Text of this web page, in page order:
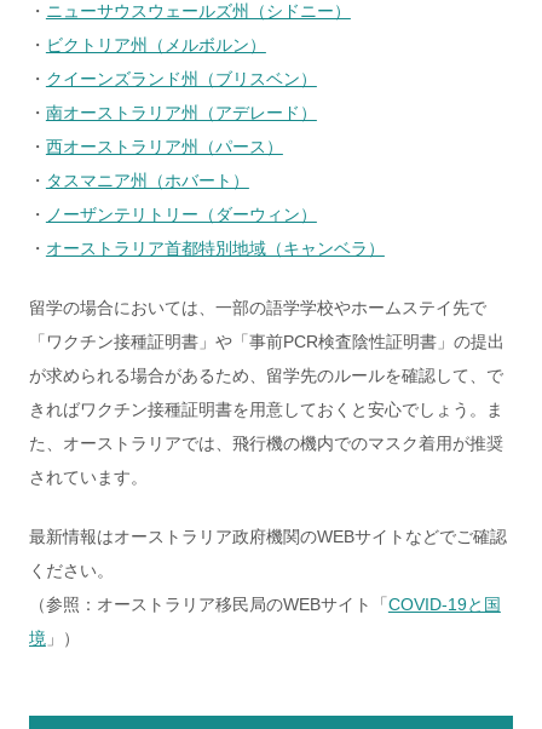
・ ニューサウスウェールズ州（シドニー）
・ ビクトリア州（メルボルン）
・ クイーンズランド州（ブリスベン）
・ 南オーストラリア州（アデレード）
・ 西オーストラリア州（パース）
・ タスマニア州（ホバート）
・ ノーザンテリトリー（ダーウィン）
・ オーストラリア首都特別地域（キャンベラ）
留学の場合においては、一部の語学学校やホームステイ先で
「ワクチン接種証明書」や「事前PCR検査陰性証明書」の提出
が求められる場合があるため、留学先のルールを確認して、で
きればワクチン接種証明書を用意しておくと安心でしょう。ま
た、オーストラリアでは、飛行機の機内でのマスク着用が推奨
されています。
最新情報はオーストラリア政府機関のWEBサイトなどでご確認
ください。
（参照：オーストラリア移民局のWEBサイト「 COVID-19と国
境 」）